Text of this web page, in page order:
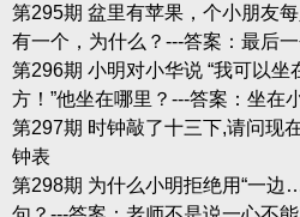
第295期 盆里有苹果，个小朋友
有一个，为什么？---答案：最后
第296期 小明对小华说 “我可以
方！”他坐在哪里？---答案：坐在
第297期 时钟敲了十三下,请问现
钟表
第298期 为什么小明拒绝用“一